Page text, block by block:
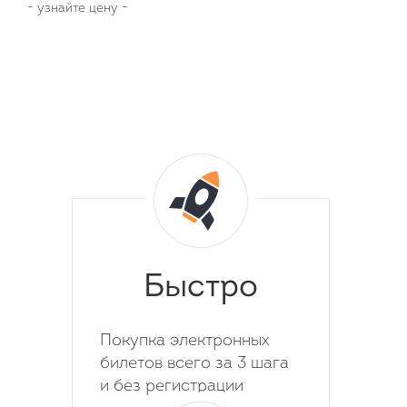
- узнайте цену -
Быстро
Покупка электронных
билетов всего за 3 шага
и без регистрации